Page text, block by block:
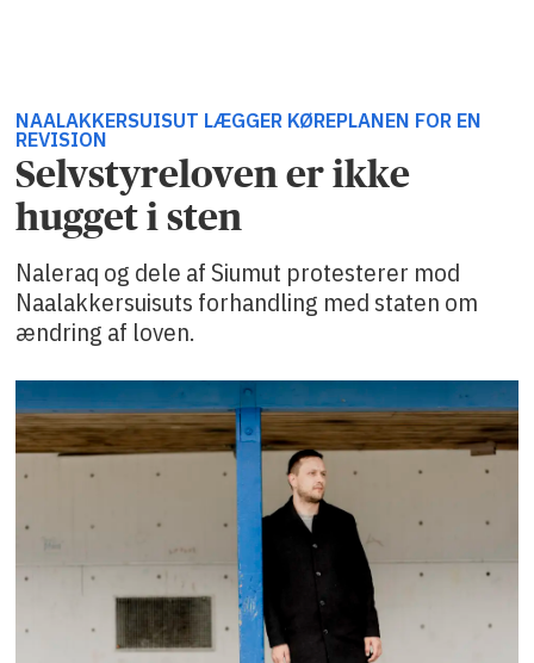
NAALAKKERSUISUT LÆGGER KØREPLANEN FOR EN
REVISION
Selvstyreloven er ikke
hugget i sten
Naleraq og dele af Siumut protesterer mod
Naalakkersuisuts forhandling med staten om
ændring af loven.